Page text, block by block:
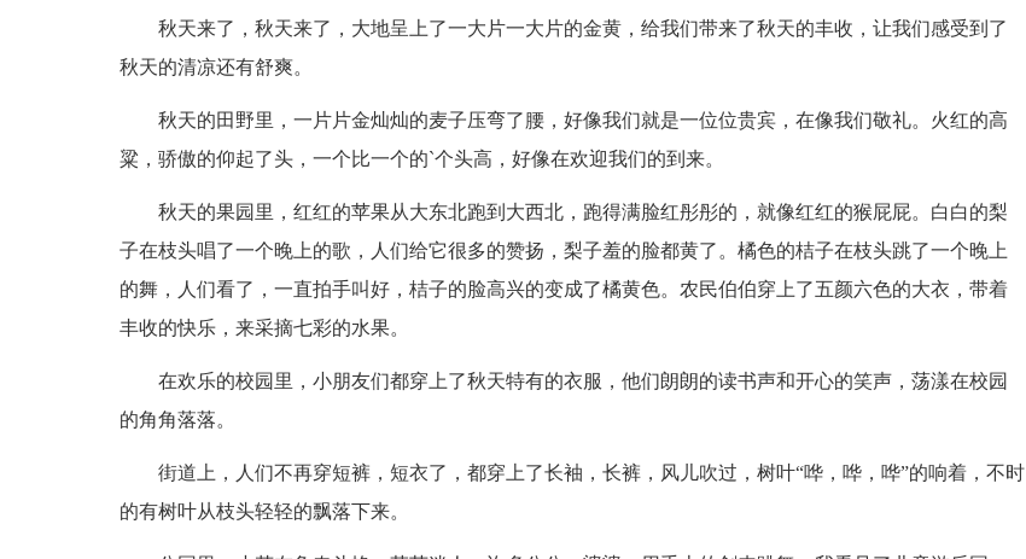
秋天来了，秋天来了，大地呈上了一大片一大片的金黄，给我们带来了秋天的丰收，让我们感受到了
秋天的清凉还有舒爽。
秋天的田野里，一片片金灿灿的麦子压弯了腰，好像我们就是一位位贵宾，在像我们敬礼。火红的高
粱，骄傲的仰起了头，一个比一个的`个头高，好像在欢迎我们的到来。
秋天的果园里，红红的苹果从大东北跑到大西北，跑得满脸红彤彤的，就像红红的猴屁屁。白白的梨
子在枝头唱了一个晚上的歌，人们给它很多的赞扬，梨子羞的脸都黄了。橘色的桔子在枝头跳了一个晚上
的舞，人们看了，一直拍手叫好，桔子的脸高兴的变成了橘黄色。农民伯伯穿上了五颜六色的大衣，带着
丰收的快乐，来采摘七彩的水果。
在欢乐的校园里，小朋友们都穿上了秋天特有的衣服，他们朗朗的读书声和开心的笑声，荡漾在校园
的角角落落。
街道上，人们不再穿短裤，短衣了，都穿上了长袖，长裤，风儿吹过，树叶“哗，哗，哗”的响着，不时
的有树叶从枝头轻轻的飘落下来。